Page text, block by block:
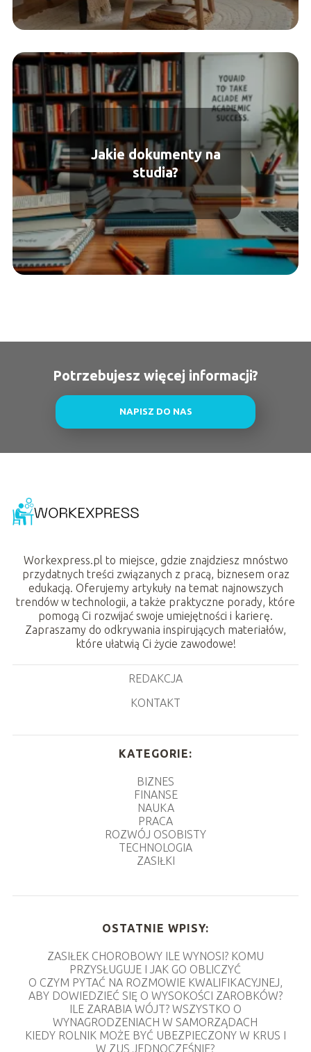
Jakie dokumenty na
studia?
Potrzebujesz więcej informacji?
NAPISZ DO NAS
Workexpress.pl to miejsce, gdzie znajdziesz mnóstwo
przydatnych treści związanych z pracą, biznesem oraz
edukacją. Oferujemy artykuły na temat najnowszych
trendów w technologii, a także praktyczne porady, które
pomogą Ci rozwijać swoje umiejętności i karierę.
Zapraszamy do odkrywania inspirujących materiałów,
które ułatwią Ci życie zawodowe!
REDAKCJA
KONTAKT
KATEGORIE:
BIZNES
FINANSE
NAUKA
PRACA
ROZWÓJ OSOBISTY
TECHNOLOGIA
ZASIŁKI
OSTATNIE WPISY:
ZASIŁEK CHOROBOWY ILE WYNOSI? KOMU
PRZYSŁUGUJE I JAK GO OBLICZYĆ
O CZYM PYTAĆ NA ROZMOWIE KWALIFIKACYJNEJ,
ABY DOWIEDZIEĆ SIĘ O WYSOKOŚCI ZAROBKÓW?
ILE ZARABIA WÓJT? WSZYSTKO O
WYNAGRODZENIACH W SAMORZĄDACH
KIEDY ROLNIK MOŻE BYĆ UBEZPIECZONY W KRUS I
W ZUS JEDNOCZEŚNIE?